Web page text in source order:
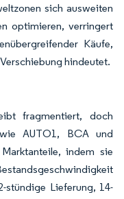
sich ausweiten
optimieren, verringert
Käufe,
hindeutet.
fragmentiert, doch
AUTO1, BCA und
indem sie
stündige Lieferung, 14-